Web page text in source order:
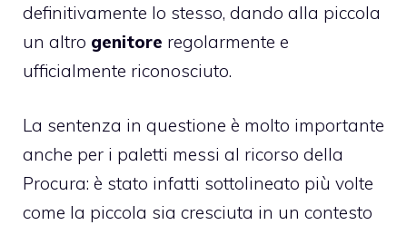
definitivamente lo stesso, dando alla piccola
un altro genitore regolarmente e
ufficialmente riconosciuto.
La sentenza in questione è molto importante
anche per i paletti messi al ricorso della
Procura: è stato infatti sottolineato più volte
come la piccola sia cresciuta in un contesto